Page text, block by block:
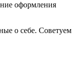
оформления
о себе. Советуем